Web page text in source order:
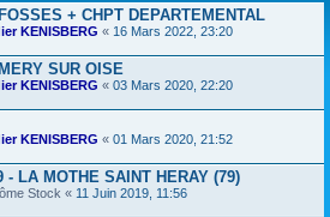
+ CHPT DEPARTEMENTAL
KENISBERG « 16 Mars 2022, 23:20
SUR OISE
KENISBERG « 03 Mars 2020, 22:20
KENISBERG « 01 Mars 2020, 21:52
- LA MOTHE SAINT HERAY (79)
Stock « 11 Juin 2019, 11:56